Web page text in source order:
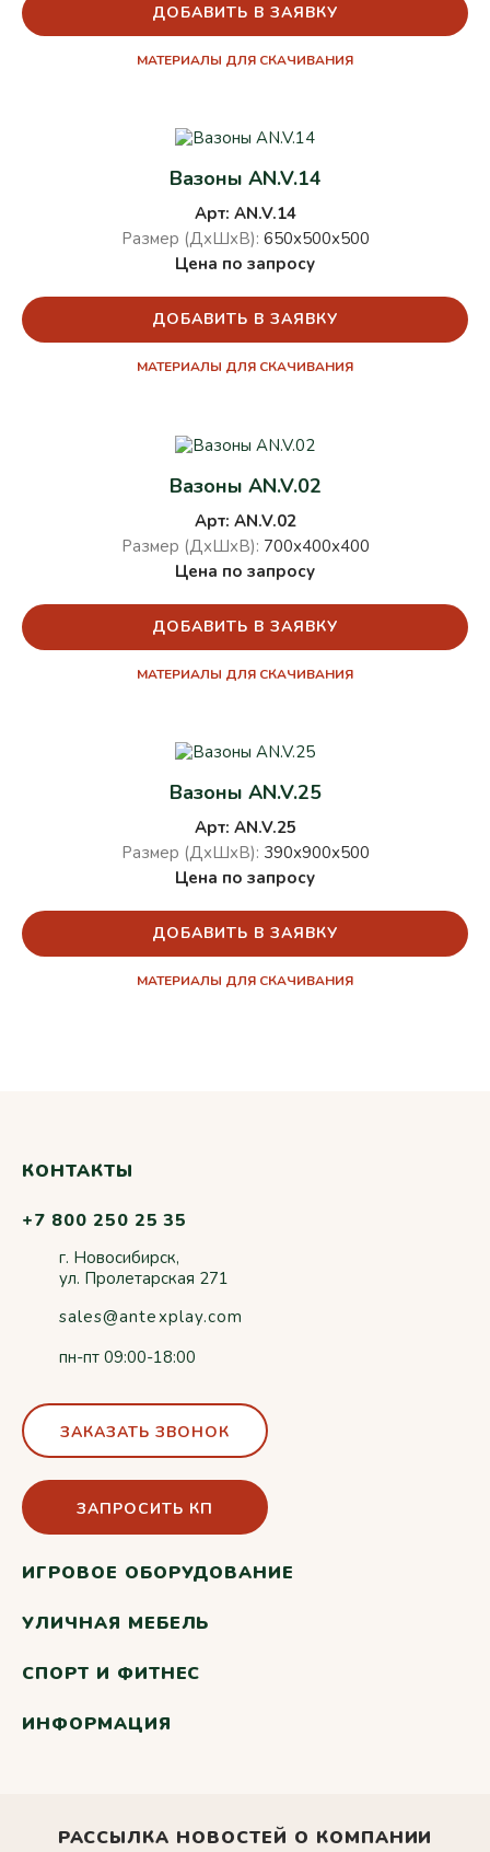
ДОБАВИТЬ В ЗАЯВКУ
МАТЕРИАЛЫ ДЛЯ СКАЧИВАНИЯ
Вазоны AN.V.14
Арт: AN.V.14
Размер (ДхШхВ): 650х500х500
Цена по запросу
ДОБАВИТЬ В ЗАЯВКУ
МАТЕРИАЛЫ ДЛЯ СКАЧИВАНИЯ
Вазоны AN.V.02
Арт: AN.V.02
Размер (ДхШхВ): 700х400х400
Цена по запросу
ДОБАВИТЬ В ЗАЯВКУ
МАТЕРИАЛЫ ДЛЯ СКАЧИВАНИЯ
Вазоны AN.V.25
Арт: AN.V.25
Размер (ДхШхВ): 390х900х500
Цена по запросу
ДОБАВИТЬ В ЗАЯВКУ
МАТЕРИАЛЫ ДЛЯ СКАЧИВАНИЯ
КОНТАКТЫ
+7 800 250 25 35
г. Новосибирск,
ул. Пролетарская 271
sales@antexplay.com
пн-пт 09:00-18:00
ЗАКАЗАТЬ ЗВОНОК
ЗАПРОСИТЬ КП
ИГРОВОЕ ОБОРУДОВАНИЕ
УЛИЧНАЯ МЕБЕЛЬ
СПОРТ И ФИТНЕС
ИНФОРМАЦИЯ
РАССЫЛКА НОВОСТЕЙ О КОМПАНИИ